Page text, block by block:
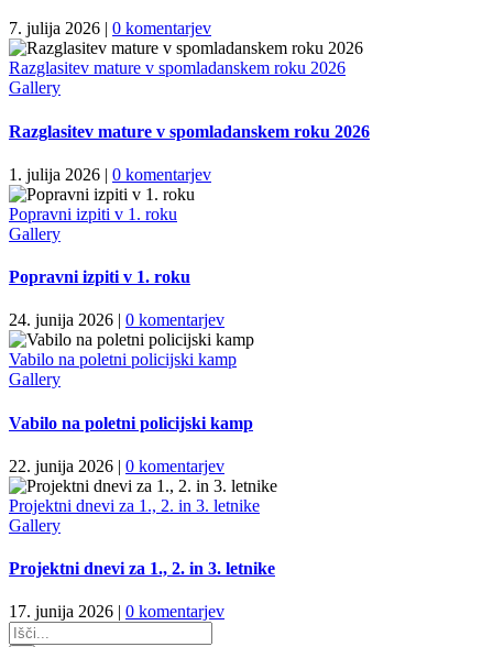
7. julija 2026 | 0 komentarjev
Razglasitev mature v spomladanskem roku 2026
Gallery
Razglasitev mature v spomladanskem roku 2026
1. julija 2026 | 0 komentarjev
Popravni izpiti v 1. roku
Gallery
Popravni izpiti v 1. roku
24. junija 2026 | 0 komentarjev
Vabilo na poletni policijski kamp
Gallery
Vabilo na poletni policijski kamp
22. junija 2026 | 0 komentarjev
Projektni dnevi za 1., 2. in 3. letnike
Gallery
Projektni dnevi za 1., 2. in 3. letnike
17. junija 2026 | 0 komentarjev
Search